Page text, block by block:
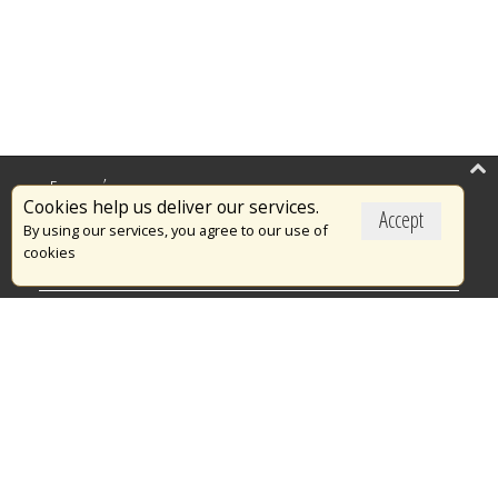
Accept
Cookies help us deliver our services.
By using our services, you agree to our use of
cookies
Επικαιρότητα
Το Πυροσβεστικό Σώμα